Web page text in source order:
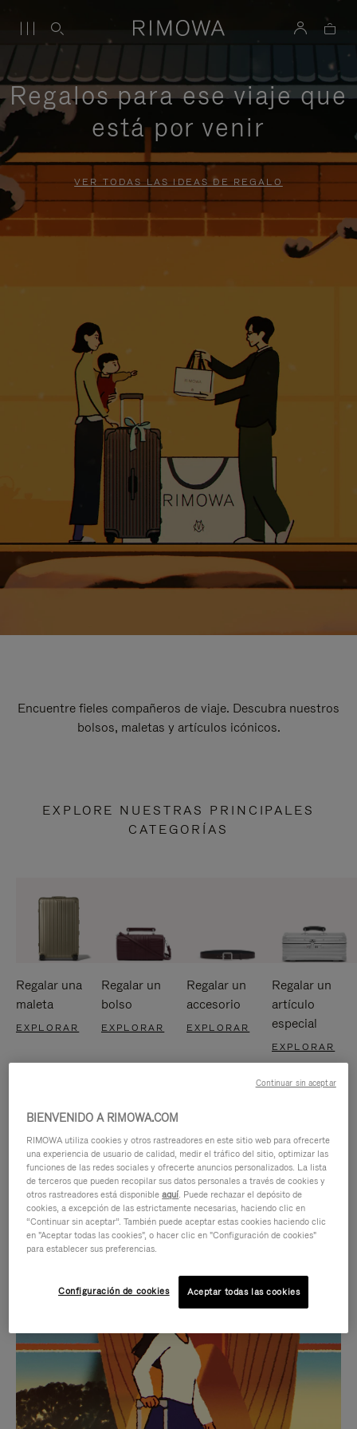
Regalos para ese viaje que
está por venir
VER TODAS LAS IDEAS DE REGALO
Encuentre fieles compañeros de viaje. Descubra nuestros
bolsos, maletas y artículos icónicos.
EXPLORE NUESTRAS PRINCIPALES
CATEGORÍAS
Regalar una
maleta
EXPLORAR
Regalar un
bolso
EXPLORAR
Regalar un
accesorio
EXPLORAR
Regalar un
artículo
especial
EXPLORAR
VÍDEO
NO
ESTÁ
PAUSADO,
PULSE
SONIDO
DEL
VÍDEO
ESTÁ
DESACTIVADO:
IDAS DE REGALO CUIDADOSAMENTE ELEGIDAS
Encuentre su compañero de
viaje ideal
BIENVENIDO A RIMOWA.COM
RIMOWA utiliza cookies y otros rastreadores en este sitio web para ofrecerte
una experiencia de usuario de calidad, medir el tráfico del sitio, optimizar las
funciones de las redes sociales y ofrecerte anuncios personalizados. La lista
de terceros que pueden recopilar sus datos personales a través de cookies y
otros rastreadores está disponibleaquí. Puede rechazar el depósito de
cookies, a excepción de las estrictamente necesarias, haciendo clic en
“Continuar sin aceptar”. También puede aceptar estas cookies haciendo clic
en "Aceptar todas las cookies", o hacer clic en "Configuración de cookies"
para establecer sus preferencias.
Configuración de cookies Aceptar todas las cookies
Continuar sin aceptar